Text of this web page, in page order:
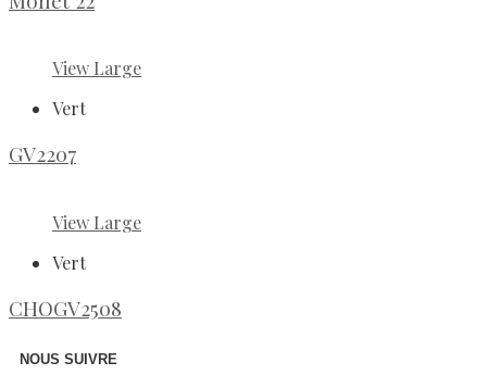
View Large
Vert
GV2207
View Large
Vert
CHOGV2508
NOUS SUIVRE